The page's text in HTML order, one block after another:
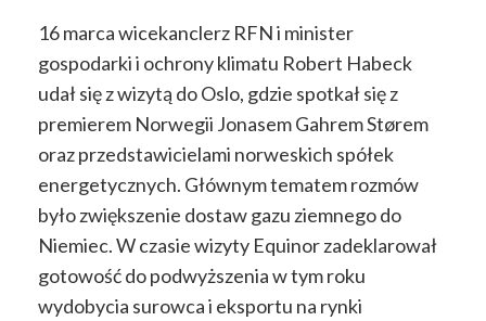
16 marca wicekanclerz RFN i minister
gospodarki i ochrony klimatu Robert Habeck
udał się z wizytą do Oslo, gdzie spotkał się z
premierem Norwegii Jonasem Gahrem Størem
oraz przedstawicielami norweskich spółek
energetycznych. Głównym tematem rozmów
było zwiększenie dostaw gazu ziemnego do
Niemiec. W czasie wizyty Equinor zadeklarował
gotowość do podwyższenia w tym roku
wydobycia surowca i eksportu na rynki